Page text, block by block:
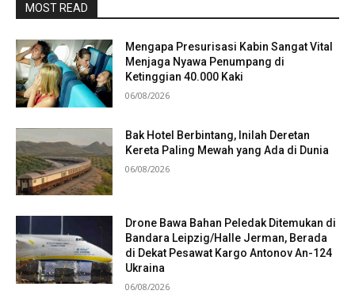
MOST READ
Mengapa Presurisasi Kabin Sangat Vital
Menjaga Nyawa Penumpang di
Ketinggian 40.000 Kaki
06/08/2026
Bak Hotel Berbintang, Inilah Deretan
Kereta Paling Mewah yang Ada di Dunia
06/08/2026
Drone Bawa Bahan Peledak Ditemukan di
Bandara Leipzig/Halle Jerman, Berada
di Dekat Pesawat Kargo Antonov An-124
Ukraina
06/08/2026